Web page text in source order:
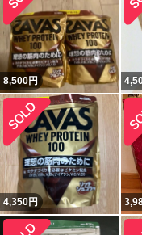
8,500円
4,350円